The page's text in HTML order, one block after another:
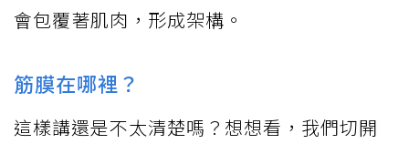
會包覆著肌肉，形成架構。
筋膜在哪裡？
這樣講還是不太清楚嗎？想想看，我們切開